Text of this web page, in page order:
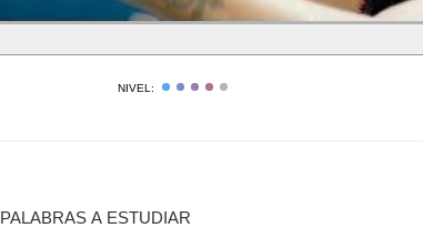
NIVEL:
PALABRAS A ESTUDIAR